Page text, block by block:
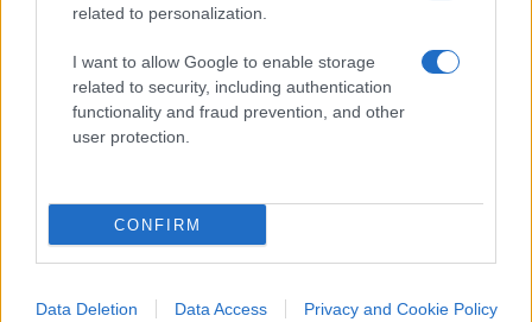
related to personalization.
I want to allow Google to enable storage
related to security, including authentication
functionality and fraud prevention, and other
user protection.
CONFIRM
Data Deletion Data Access Privacy and Cookie Policy
pretende di essere il nuovo dopo 20 anni di
consiglio comunale e tre candidature a sindaco”.
Perché, in effetti, dilotta all’interno dello spazio
politico del centrodestrastiamo parlando: un
centro-destra il cui elettorato cerca una
necessariamente trovarla nelle forze politiche che
già ci sono. Come invece spererebbe
facendosi forte del proprio ruolo nazionale di
unica opposizione, quanto meno formale, al